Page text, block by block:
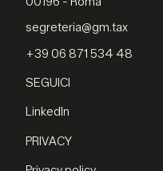
segreteria@gm.tax
+39 06 871 534 48
SEGUICI
LinkedIn
PRIVACY